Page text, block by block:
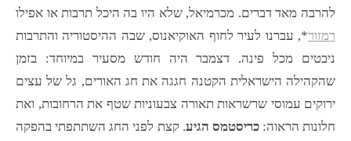
להרבה מאד דברים. מכרמיאל, שלא היו בה היכל תרבות או אפילו
רמזור*, עברנו לעיר לחוף האוקיאנוס, שבה ההיסטוריה והתרבות
ניבטים מכל פינה. דצמבר היה חודש מסעיר במיוחד: בזמן
שהקהילה הישראלית הקטנה חגגה את חג האורים, גל של עצים
ירוקים עמוסי שרשראות תאורה צבעוניות שטף את הרחובות, ואת
חלונות הראוה:כריסטמס הגיע. קצת לפני החג השתתפתי בהפקה